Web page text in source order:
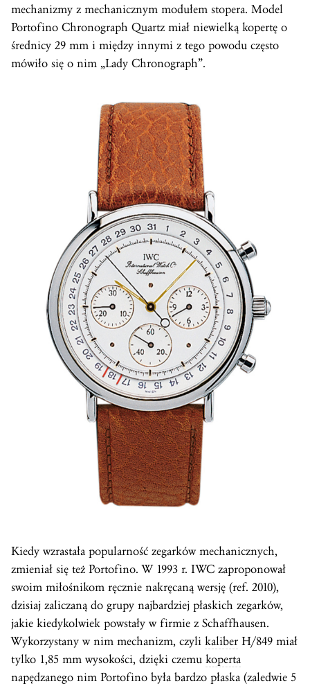
mechanizmy z mechanicznym modułem stopera. Model
Portofino Chronograph Quartz miał niewielką kopertę o
średnicy 29 mm i między innymi z tego powodu często
mówiło się o nim „Lady Chronograph”.
Kiedy wzrastała popularność zegarków mechanicznych,
zmieniał się też Portofino. W 1993 r. IWC zaproponował
swoim miłośnikom ręcznie nakręcaną wersję (ref. 2010),
dzisiaj zaliczaną do grupy najbardziej płaskich zegarków,
jakie kiedykolwiek powstały w firmie z Schaffhausen.
Wykorzystany w nim mechanizm, czyli kaliber H/849 miał
tylko 1,85 mm wysokości, dzięki czemu koperta
napędzanego nim Portofino była bardzo płaska (zaledwie 5